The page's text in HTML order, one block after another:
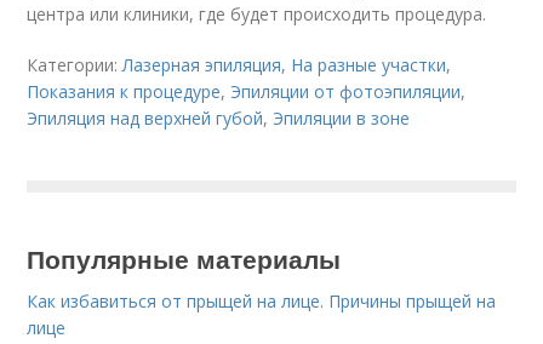
центра или клиники, где будет происходить процедура.
Категории: Лазерная эпиляция, На разные участки,
Показания к процедуре, Эпиляции от фотоэпиляции,
Эпиляция над верхней губой, Эпиляции в зоне
Популярные материалы
Как избавиться от прыщей на лице. Причины прыщей на
лице